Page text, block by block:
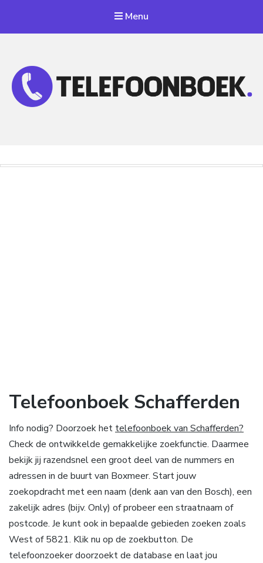
Menu
Telefoonboek Schafferden
Info nodig? Doorzoek het telefoonboek van Schafferden?
Check de ontwikkelde gemakkelijke zoekfunctie. Daarmee
bekijk jij razendsnel een groot deel van de nummers en
adressen in de buurt van Boxmeer. Start jouw
zoekopdracht met een naam (denk aan van den Bosch), een
zakelijk adres (bijv. Only) of probeer een straatnaam of
postcode. Je kunt ook in bepaalde gebieden zoeken zoals
West of 5821. Klik nu op de zoekbutton. De
telefoonzoeker doorzoekt de database en laat jou